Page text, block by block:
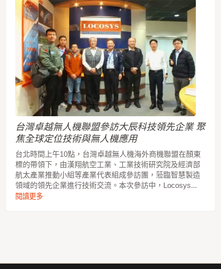
台灣卓越無人機聯盟參訪大辰科技領先企業 聚
焦全球定位技術與無人機應用
台北時間上午10點，台灣卓越無人機海外商機聯盟在顏東
標的帶領下，由漢翔航空工業、工業技術研究院及經濟部
航太產業推動小組等產業代表組成參訪團，蒞臨智慧製造
領域的領先企業進行技術交流。本次參訪中，Locosys...
閱讀更多